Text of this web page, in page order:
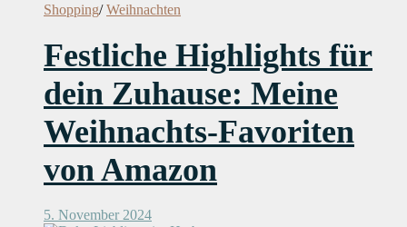
Shopping/ Weihnachten
Festliche Highlights für
dein Zuhause: Meine
Weihnachts-Favoriten
von Amazon
5. November 2024